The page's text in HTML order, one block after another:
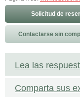
Solicitud de
Contactarse sin
Lea las
Comparta sus